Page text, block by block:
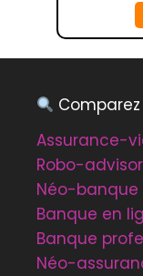
Assurance-
Robo-advisor
Néo-banque
Banque en
Banque
Néo-